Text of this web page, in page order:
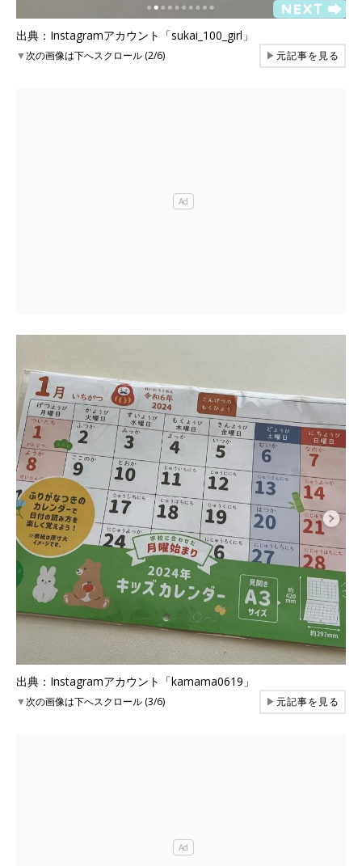
出典：Instagramアカウント「sukai_100_girl」
▼次の画像は下へスクロール (2/6) ▶元記事を見る
出典：Instagramアカウント「kamama0619」
▼次の画像は下へスクロール (3/6) ▶元記事を見る